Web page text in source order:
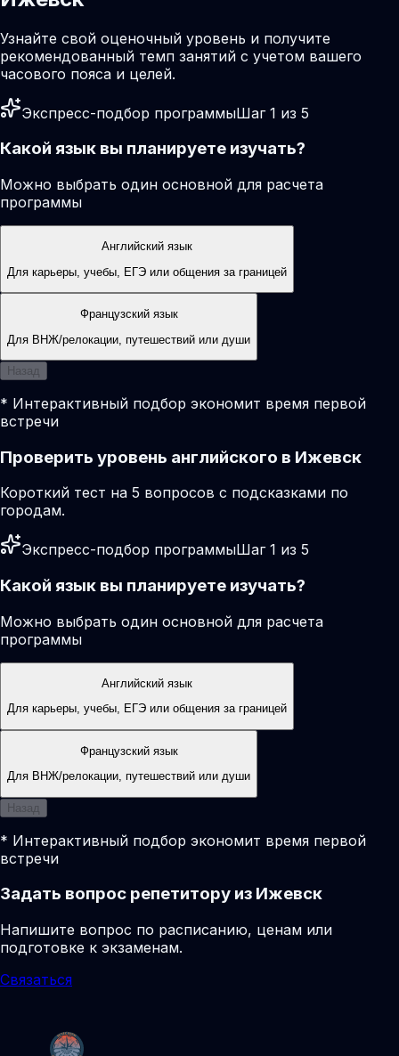
Узнайте свой оценочный уровень и получите
рекомендованный темп занятий с учетом вашего
часового пояса и целей.
Экспресс-подбор программыШаг 1 из 5
Какой язык вы планируете изучать?
Можно выбрать один основной для расчета
программы
Английский язык
Для карьеры, учебы, ЕГЭ или общения за границей
Французский язык
Для ВНЖ/релокации, путешествий или души
Назад
* Интерактивный подбор экономит время первой
встречи
Проверить уровень английского в Ижевск
Короткий тест на 5 вопросов с подсказками по
городам.
Экспресс-подбор программыШаг 1 из 5
Какой язык вы планируете изучать?
Можно выбрать один основной для расчета
программы
Английский язык
Для карьеры, учебы, ЕГЭ или общения за границей
Французский язык
Для ВНЖ/релокации, путешествий или души
Назад
* Интерактивный подбор экономит время первой
встречи
Задать вопрос репетитору из Ижевск
Напишите вопрос по расписанию, ценам или
подготовке к экзаменам.
Связаться